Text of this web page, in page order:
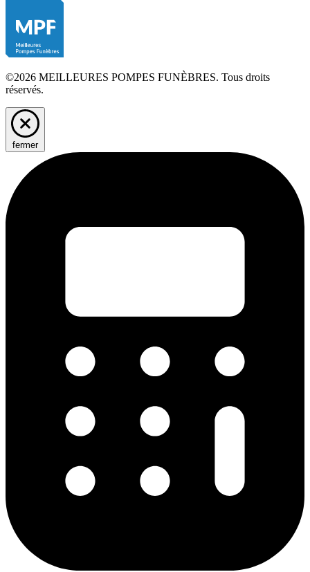
©2026 MEILLEURES POMPES FUNÈBRES. Tous droits
réservés.
fermer